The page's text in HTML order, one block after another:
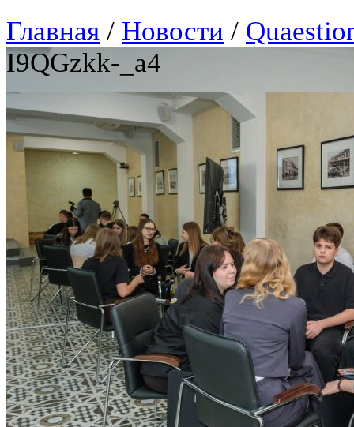
Главная / Новости /
I9QGzkk-_a4